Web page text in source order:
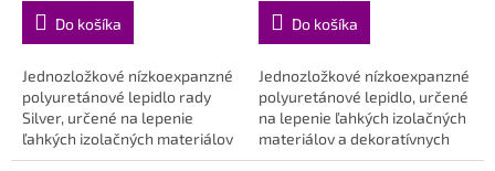
Do košíka
Jednozložkové nízkoexpanzné
polyuretánové lepidlo rady
Silver, určené na lepenie
ľahkých izolačných materiálov
EPS a XPS.
Do košíka
Jednozložkové nízkoexpanzné
polyuretánové lepidlo, určené
na lepenie ľahkých izolačných
materiálov a dekoratívnych
prvkov z EPS a XPS.